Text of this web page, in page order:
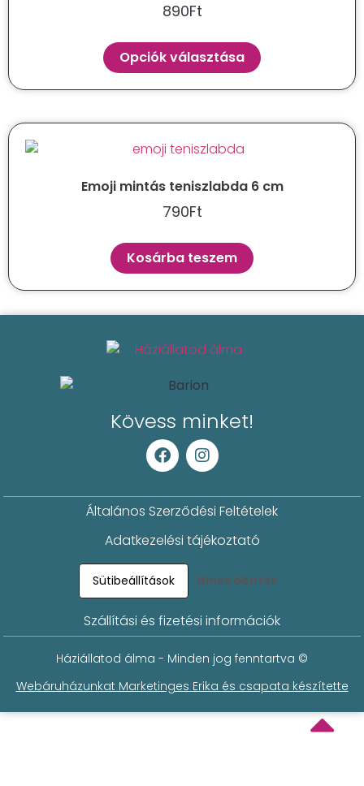
890Ft
Opciók választása
Emoji mintás teniszlabda 6 cm
790Ft
Kosárba teszem
Kövess minket!
Általános Szerződési Feltételek
Adatkezelési tájékoztató
Sütibeállítások Nincs döntés
Szállítási és fizetési információk
Háziállatod álma - Minden jog fenntartva ©
Webáruházunkat Marketinges Erika és csapata készítette